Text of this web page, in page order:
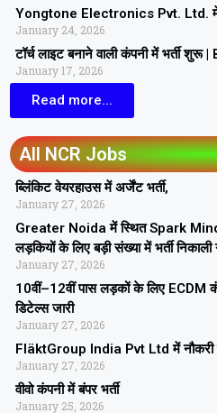
Yongtone Electronics Pvt. Ltd. में
January 24, 2026
टॉर्च लाइट बनाने वाली कंपनी में भर्ती
January 17, 2026
Read more...
All NCR Jobs
ब्लिंकिट वेयरहाउस में अर्जेंट भर्ती,
January 27, 2026
Greater Noida में स्थित Spark
लड़कियों के लिए बड़ी संख्या में भर्ती निकाली
January 27, 2026
10वीं–12वीं पास लड़कों के लिए ECDM
डिटेल्स जारी
January 27, 2026
FläktGroup India Pvt Ltd में नौकरी
January 27, 2026
वीवो कंपनी में बंपर भर्ती
January 25, 2026